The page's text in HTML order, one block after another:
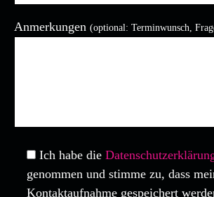
Bitte lasse dieses Feld leer.
Anmerkungen (optional: Terminwunsch,
Ich habe die
genommen und stimme zu, dass
Kontaktaufnahme gespeichert